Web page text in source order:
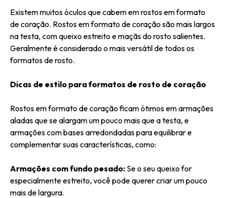
Existem muitos óculos que cabem em rostos em formato
de coração. Rostos em formato de coração são mais largos
na testa, com queixo estreito e maçãs do rosto salientes.
Geralmente é considerado o mais versátil de todos os
formatos de rosto.
Dicas de estilo para formatos de rosto de coração
Rostos em formato de coração ficam ótimos em armações
aladas que se alargam um pouco mais que a testa, e
armações com bases arredondadas para equilibrar e
complementar suas características, como:
Armações com fundo pesado: Se o seu queixo for
especialmente estreito, você pode querer criar um pouco
mais de largura.